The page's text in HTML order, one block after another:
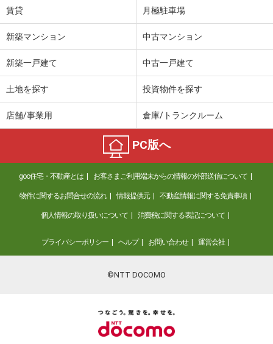
賃貸 月極駐車場
新築マンション 中古マンション
新築一戸建て 中古一戸建て
土地を探す 投資物件を探す
店舗/事業用 倉庫/トランクルーム
PC版へ
goo住宅・不動産とは お客さまご利用端末からの情報の外部送信について
物件に関するお問合せの流れ 情報提供元 不動産情報に関する免責事項
個人情報の取り扱いについて 消費税に関する表記について
プライバシーポリシー ヘルプ お問い合わせ 運営会社
©NTT DOCOMO